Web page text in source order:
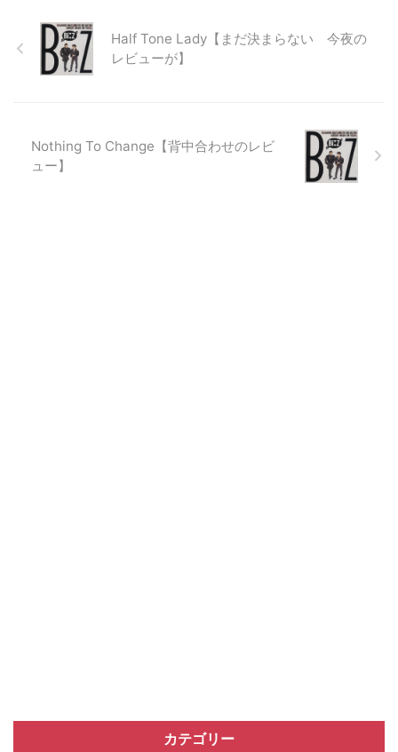
Half Tone Lady【まだ決まらない 今夜の
レビューが】
Nothing To Change【背中合わせのレビ
ュー】
カテゴリー